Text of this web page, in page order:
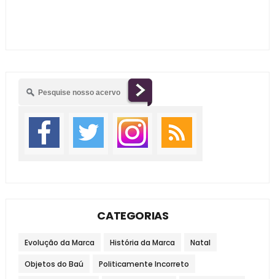
CATEGORIAS
Evolução da Marca História da Marca Natal
Objetos do Baú Politicamente Incorreto